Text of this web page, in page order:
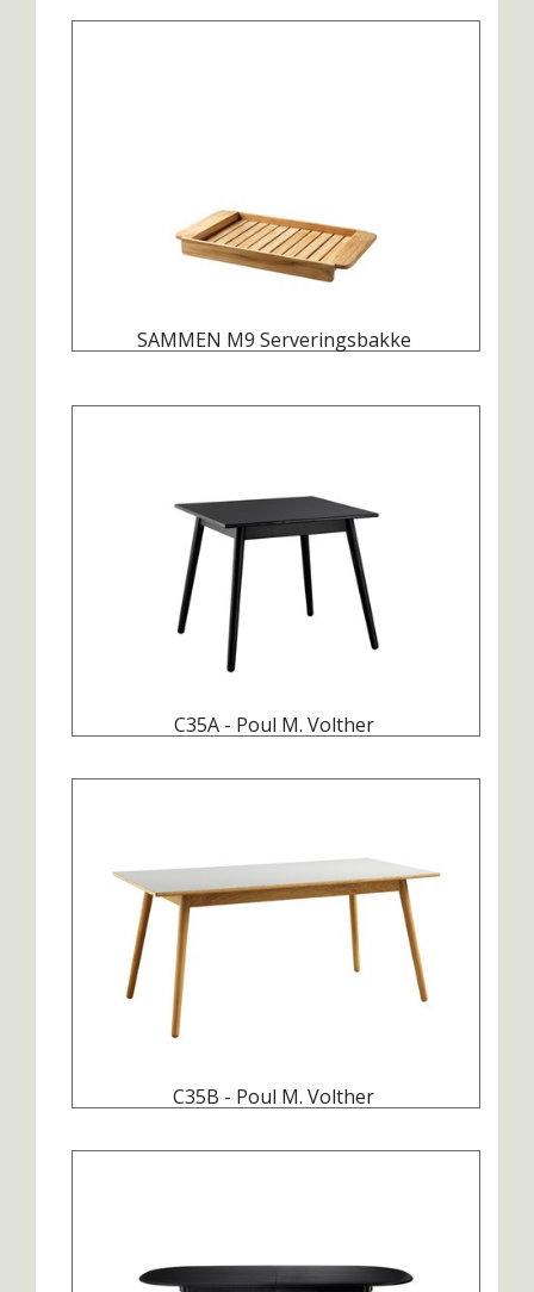
SAMMEN M9 Serveringsbakke
C35A - Poul M. Volther
C35B - Poul M. Volther